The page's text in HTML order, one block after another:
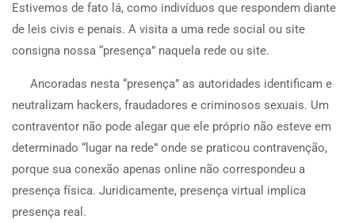
Estivemos de fato lá, como indivíduos que respondem diante
de leis civis e penais. A visita a uma rede social ou site
consigna nossa “presença” naquela rede ou site.
Ancoradas nesta “presença” as autoridades identificam e
neutralizam hackers, fraudadores e criminosos sexuais. Um
contraventor não pode alegar que ele próprio não esteve em
determinado “lugar na rede” onde se praticou contravenção,
porque sua conexão apenas online não correspondeu a
presença física. Juridicamente, presença virtual implica
presença real.